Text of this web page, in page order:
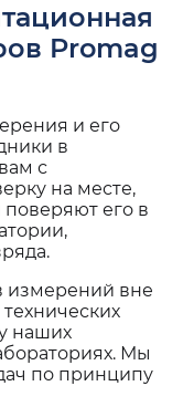
Promag
и его
в
с
на месте,
его в
измерений вне
наших
Мы
по принципу